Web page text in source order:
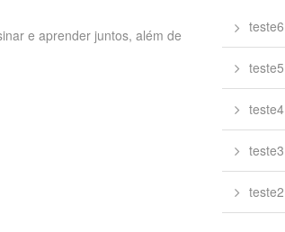
e aprender juntos, além de
teste6
teste5
teste4
teste3
teste2